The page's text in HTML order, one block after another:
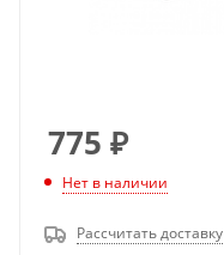
775 ₽
Нет в наличии
Рассчитать доставку